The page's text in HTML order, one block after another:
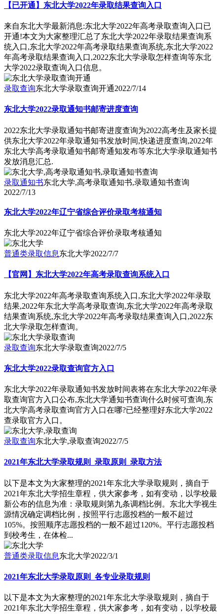
【已开通】东北大学2022年录取结果查询入口
来自东北大学最新消息:东北大学2022年高考录取查询入口已
开通!本文为大家整理汇总了东北大学2022年录取结果查询系
统入口,东北大学2022年高考录取结果查询系统,东北大学2022
年高考录取结果查询入口,2022东北大学录取怎样查询等东北
大学2022录取查询入口信息。
录取查询东北大学录取查询开通2022/7/14
东北大学2022录取通知书邮寄进度查询
2022东北大学录取通知书邮寄进度查询为2022高考生及家长提
供东北大学2022年录取通知书发放时间,快递进度查询,2022年
东北大学高考录取通知书邮寄通知发布等东北大学录取通知书
发放消息汇总.
录取通知书东北大学,高考录取通知书,录取通知书查询
2022/7/13
东北大学2022年辽宁省综合评价录取考核通知
东北大学2022年辽宁省综合评价录取考核通知
普通类录取信息东北大学2022/7/7
【官网】东北大学2022年高考录取查询系统入口
东北大学2022年高考录取查询系统入口,东北大学2022年录取
结果,2022年东北大学高考录取查询,东北大学2022年高考录取
结果查询系统,东北大学2022年高考录取结果查询入口,2022东
北大学录取怎样查询。
录取查询东北大学录取查询2022/7/5
东北大学2022录取查询官方入口
东北大学2022年录取通知书发放时间表将在东北大学2022年录
取查询官方入口公布,东北大学通知书查询什么时候可查询,东
北大学高考录取查询官方入口在哪?已经整理好东北大学2022
查录取官方入口。
录取查询东北大学,录取查询2022/7/5
2021年东北大学录取规则_录取原则_录取方法
以下是本文为大家整理的2021年东北大学录取规则，摘自于
2021年东北大学招生章程，供大家参考，如有变动，以学校最
新公布的信息为准：录取规则第九条调档比例。东北大学视生
源情况确定调档比例，按照平行志愿投档的一般不超过
105%。按照顺序志愿投档的一般不超过120%。平行志愿投档
到校考生，在体检...
普通类录取信息东北大学2022/3/1
2021年东北大学录取原则_各专业录取规则
以下是本文为大家整理的2021年东北大学录取规则，摘自于
2021年东北大学招生章程，供大家参考，如有变动，以学校最